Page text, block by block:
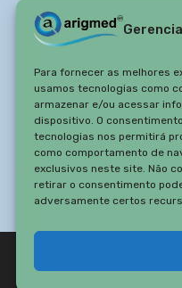
Para fornecer as melhores
usamos tecnologias como
armazenar e/ou acessar
dispositivo. O
tecnologias nos permitirá
como comportamento de
exclusivos neste site. Não
retirar o consentimento
adversamente certos